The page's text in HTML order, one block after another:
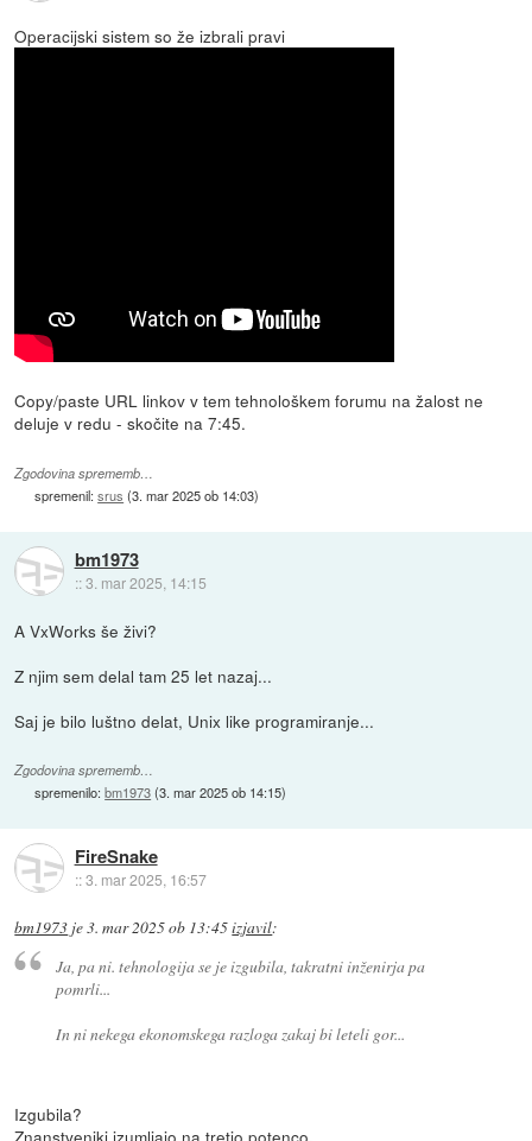
Operacijski sistem so že izbrali pravi
Copy/paste URL linkov v tem tehnološkem forumu na žalost ne
deluje v redu - skočite na 7:45.
Zgodovina sprememb…
spremenil:srus (3. mar 2025 ob 14:03)
bm1973
::3. mar 2025, 14:15
A VxWorks še živi?
Z njim sem delal tam 25 let nazaj...
Saj je bilo luštno delat, Unix like programiranje...
Zgodovina sprememb…
spremenilo:bm1973(3. mar 2025 ob 14:15)
FireSnake
::3. mar 2025, 16:57
bm1973 je3. mar 2025 ob 13:45izjavil:
Ja, pa ni. tehnologija se je izgubila, takratni inženirja pa
pomrli...
In ni nekega ekonomskega razloga zakaj bi leteli gor...
Izgubila?